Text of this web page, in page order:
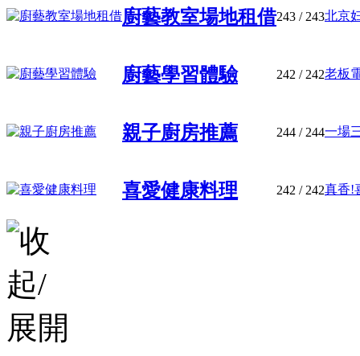
廚藝教室場地租借243 / 243北京
廚藝學習體驗 242 / 242老板
親子廚房推薦 244 / 244一場
喜愛健康料理 242 / 242真香!